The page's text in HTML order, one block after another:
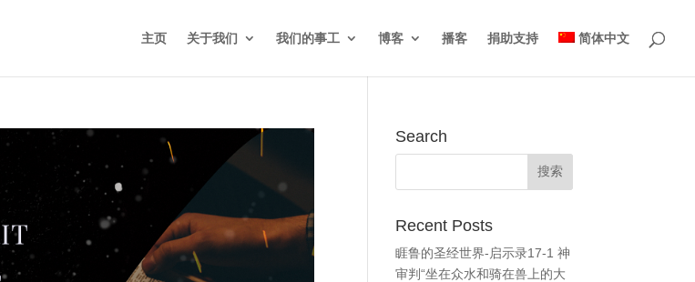
主页 关于我们 我们的事工 博客 播客 捐助支持 简体中文
Search
Recent Posts
睚鲁的圣经世界-启示录17-1 神
审判“坐在众水和骑在兽上的大